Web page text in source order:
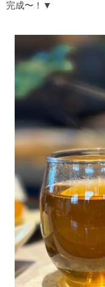
完成〜！▼